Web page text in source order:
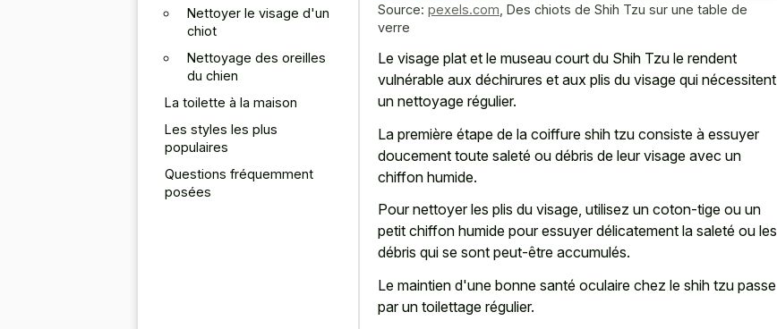
Nettoyer le visage d'un
chiot
Nettoyage des oreilles
du chien
La toilette à la maison
Les styles les plus
populaires
Questions fréquemment
posées
Source: pexels.com Des chiots de Shih Tzu sur une table de
verre
Le visage plat et le museau court du Shih Tzu le rendent
vulnérable aux déchirures et aux plis du visage qui nécessitent
un nettoyage régulier.
La première étape de la coiffure shih tzu consiste à essuyer
doucement toute saleté ou débris de leur visage avec un
chiffon humide.
Pour nettoyer les plis du visage, utilisez un coton-tige ou un
petit chiffon humide pour essuyer délicatement la saleté ou les
débris qui se sont peut-être accumulés.
Le maintien d'une bonne santé oculaire chez le shih tzu passe
par un toilettage régulier.